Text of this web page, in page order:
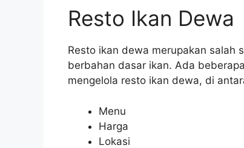
Resto Ikan Dewa
Resto ikan dewa merupakan salah
berbahan dasar ikan. Ada
mengelola resto ikan dewa, di
Menu
Harga
Lokasi